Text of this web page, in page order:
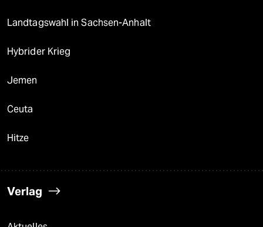
Landtagswahl in Sachsen-Anhalt
Hybrider Krieg
Jemen
Ceuta
Hitze
Verlag